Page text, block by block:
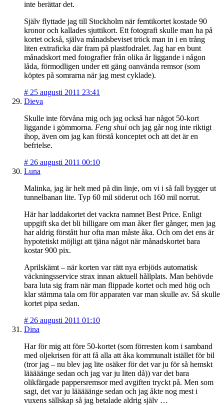
inte berättar det.
Själv flyttade jag till Stockholm när femtikortet kostade 90
kronor och kallades sjuttikort. Ett fotografi skulle man ha på
kortet också, själva månadsbeviset tröck man in i en trång
liten extraficka där fram på plastfodralet. Jag har en bunt
månadskort med fotografier från olika år liggande i någon
låda, förmodligen under ett gäng oanvända remsor (som
köptes på somrarna när jag mest cyklade).
# 25 augusti 2011 23:41
Dieva
Skulle inte förvåna mig och jag också har något 50-kort
liggande i gömmorna. Feng shui och jag går nog inte riktigt
ihop, även om jag kan förstå konceptet och att det är en
befrielse.
# 26 augusti 2011 00:10
Luna
Malinka, jag är helt med på din linje, om vi i så fall bygger ut
tunnelbanan lite. Typ 60 mil söderut och 160 mil norrut.
Här har laddakortet det vackra namnet Best Price. Enligt
uppgift ska det bli billigare om man åker fler gånger, men jag
har aldrig förstått hur ofta man måste åka. Och om det ens är
hypotetiskt möjligt att tjäna något när månadskortet bara
kostar 900 pix.
Aprilskämt – när korten var rätt nya erbjöds automatisk
väckningsservice strax innan aktuell hållplats. Man behövde
bara luta sig fram när man flippade kortet och med hög och
klar stämma tala om för apparaten var man skulle av. Så skulle
kortet pipa sedan.
# 26 augusti 2011 01:10
Dina
Har för mig att före 50-kortet (som förresten kom i samband
med oljekrisen för att få alla att åka kommunalt istället för bil
(tror jag – nu blev jag lite osäker för det var ju för så hemskt
lääääänge sedan och jag var ju liten då)) var det bara
olikfärgade pappersremsor med avgiften tryckt på. Men som
sagt, det var ju lääääänge sedan och jag åkte nog mest i
vuxens sällskap så jag betalade aldrig själv …